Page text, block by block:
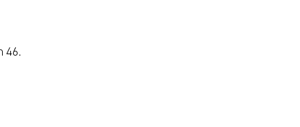
46.